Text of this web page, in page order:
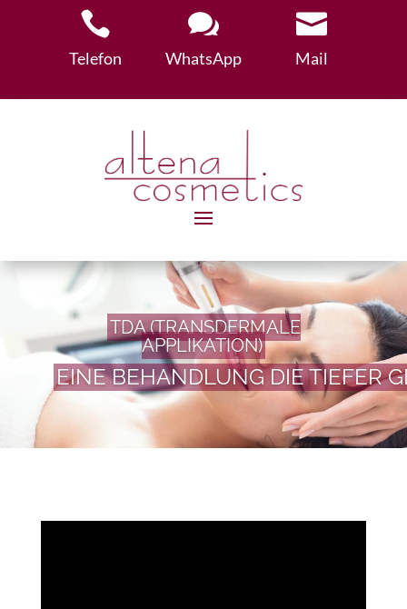

Telefon

WhatsApp

Mail
TDA (TRANSDERMALE
APPLIKATION)
EINE BEHANDLUNG DIE TIEFER